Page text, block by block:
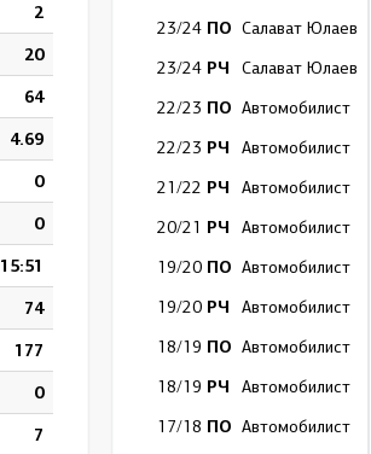
2
20
64
4.69
0
0
15:51
74
177
0
7
23/24 ПО Салават Юлаев
23/24 РЧ Салават Юлаев
22/23 ПО Автомобилист
22/23 РЧ Автомобилист
21/22 РЧ Автомобилист
20/21 РЧ Автомобилист
19/20 ПО Автомобилист
19/20 РЧ Автомобилист
18/19 ПО Автомобилист
18/19 РЧ Автомобилист
17/18 ПО Автомобилист